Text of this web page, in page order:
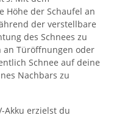
Höhe der Schaufel an
der verstellbare
des Schnees zu
an Türöffnungen oder
Schnee auf deine
Nachbars zu
Akku erzielst du